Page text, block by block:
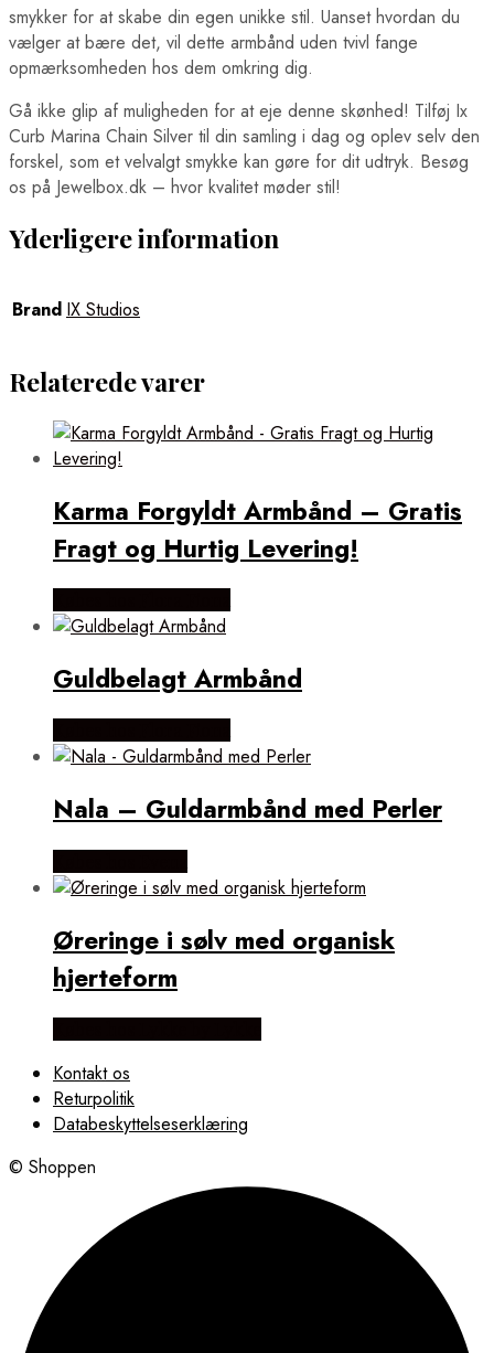
smykker for at skabe din egen unikke stil. Uanset hvordan du
vælger at bære det, vil dette armbånd uden tvivl fange
opmærksomheden hos dem omkring dig.
Gå ikke glip af muligheden for at eje denne skønhed! Tilføj Ix
Curb Marina Chain Silver til din samling i dag og oplev selv den
forskel, som et velvalgt smykke kan gøre for dit udtryk. Besøg
os på Jewelbox.dk – hvor kvalitet møder stil!
Yderligere information
Brand IX Studios
Relaterede varer
Karma Forgyldt Armbånd – Gratis
Fragt og Hurtig Levering!
Guldbelagt Armbånd
Nala – Guldarmbånd med Perler
Øreringe i sølv med organisk
hjerteform
Kontakt os
Returpolitik
Databeskyttelseserklæring
© Shoppen